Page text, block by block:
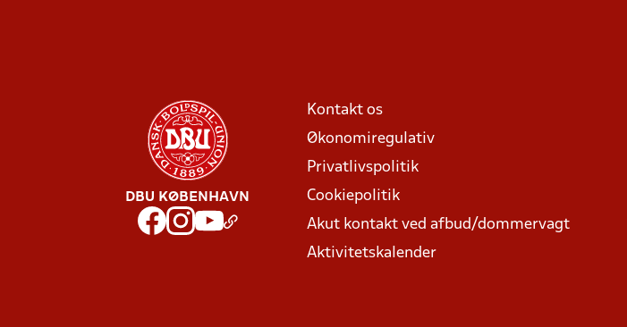
DBU KØBENHAVN
Kontakt os
Økonomiregulativ
Privatlivspolitik
Cookiepolitik
Akut kontakt ved afbud/dommervagt
Aktivitetskalender